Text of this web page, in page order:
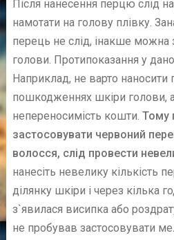
Після нанесення перцю слід
намотати на голову плівку.
перець не слід, інакше можна
голови. Протипоказання у
Наприклад, не варто наносити
пошкодженнях шкіри голови,
непереносимість кошти. Тому
застосовувати червоний
волосся, слід провести
нанесіть невелику кількість
ділянку шкіри і через кілька
з`явилася висипка або
не пробував застосовувати